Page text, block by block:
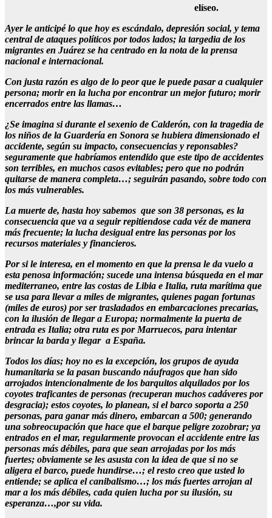
elíseo.
Ayer le anticipé lo que hoy es escándalo, depresión social, y tema
central de ataques políticos por todos lados; la targedia de los
migrantes en Juárez se ha centrado en la nota de la prensa
nacional e internacional.
Con justa razón es algo de lo peor que le puede pasar a cualquier
persona; morir en la lucha por encontrar un mejor futuro; morir
encerrados entre las llamas…
¿Se imagina si durante el sexenio de Calderón, con la tragedia de
los niños de la Guardería en Sonora se hubiera dimensionado el
accidente, según su impacto, consecuencias y reponsables?
seguramente que habríamos entendido que este tipo de accidentes
son terribles, en muchos casos evitables; pero que no podrán
quitarse de manera completa…; seguirán pasando, sobre todo con
los más vulnerables.
La muerte de, hasta hoy sabemos que son 38 personas, es la
consecuencia que va a seguir repitiendose cada véz de manera
más frecuente; la lucha desigual entre las personas por los
recursos materiales y financieros.
Por si le interesa, en el momento en que la prensa le da vuelo a
esta penosa información; sucede una intensa búsqueda en el mar
mediterraneo, entre las costas de Libia e Italia, ruta marítima que
se usa para llevar a miles de migrantes, quienes pagan fortunas
(miles de euros) por ser trasladados en embarcaciones precarias,
con la ilusión de llegar a Europa; normalmente la puerta de
entrada es Italia; otra ruta es por Marruecos, para intentar
brincar la barda y llegar a España.
Todos los días; hoy no es la excepción, los grupos de ayuda
humanitaria se la pasan buscando náufragos que han sido
arrojados intencionalmente de los barquitos alquilados por los
coyotes traficantes de personas (recuperan muchos cadáveres por
desgracia); estos coyotes, lo planean, si el barco soporta a 250
personas, para ganar más dinero, embarcan a 500; generando
una sobreocupación que hace que el barque peligre zozobrar; ya
entrados en el mar, regularmente provocan el accidente entre las
personas más débiles, para que sean arrojadas por los más
fuertes; obviamente se les asusta con la idea de que si no se
aligera el barco, puede hundirse…; el resto creo que usted lo
entiende; se aplica el canibalismo…; los más fuertes arrojan al
mar a los más débiles, cada quien lucha por su ilusión, su
esperanza…,por su vida.